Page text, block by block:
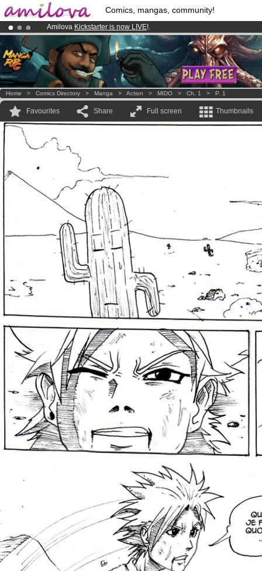
Comics, mangas, community!
Amilova Kickstarter is now LIVE!.
Already 100000membersand 1000comics & mangas!.
Premium membership from3.95 euros per month !Get membership
Home > Comics Directory > Manga > Action > MIDO > Ch. 1 > P. 1
Favourites Share Full screen Thumbnails